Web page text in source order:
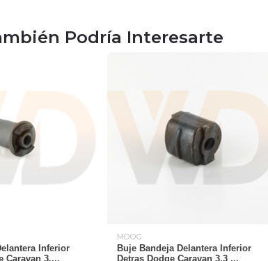
Podría Interesarte
Inferior
Caravan 3....
MOOG
Buje Bandeja Delantera Inferior
Detras Dodge Caravan 3.3 ...